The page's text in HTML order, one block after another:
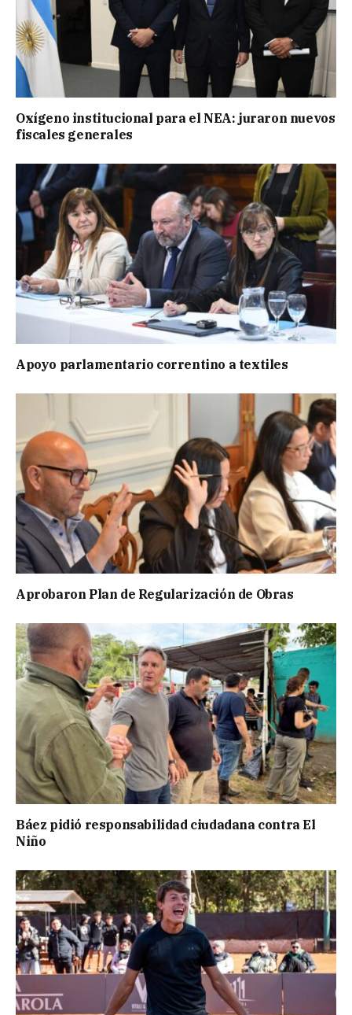
Oxígeno institucional para el NEA: juraron nuevos
fiscales generales
Apoyo parlamentario correntino a textiles
Aprobaron Plan de Regularización de Obras
Báez pidió responsabilidad ciudadana contra El
Niño